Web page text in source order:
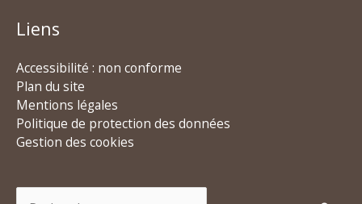
Liens
Accessibilité : non conforme
Plan du site
Mentions légales
Politique de protection des données
Gestion des cookies